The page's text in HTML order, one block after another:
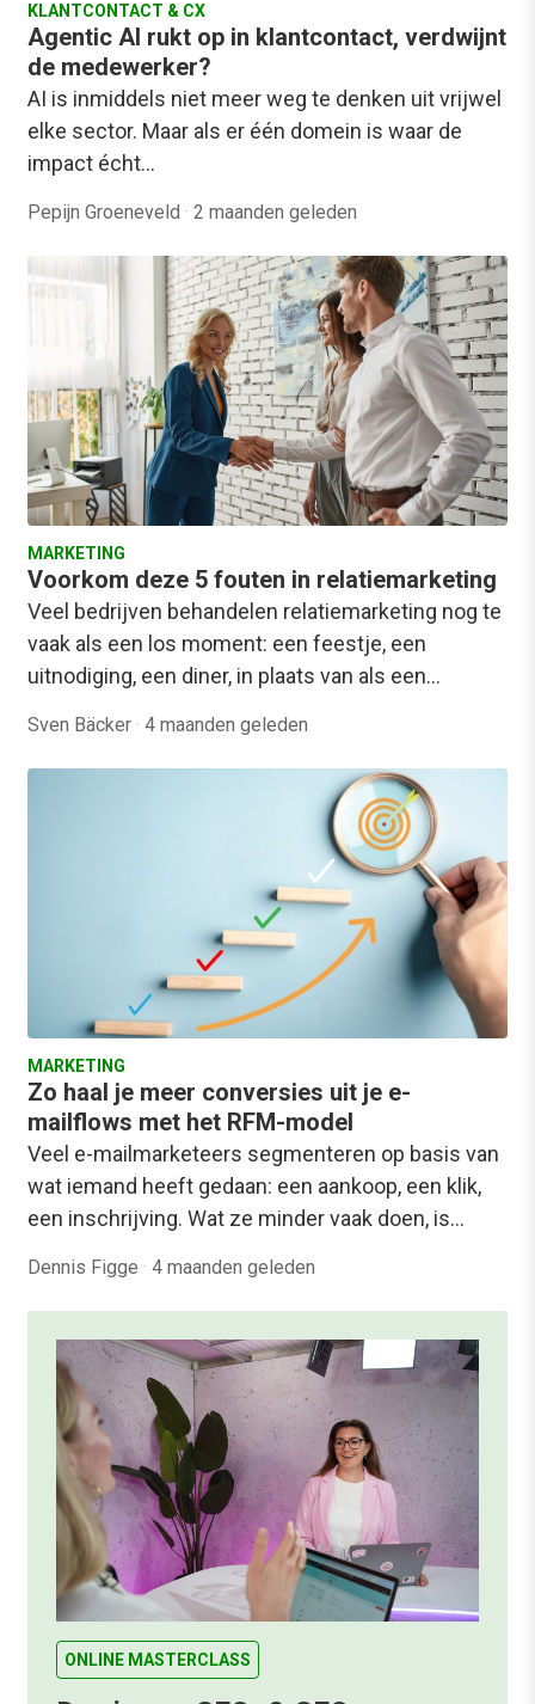
KLANTCONTACT & CX
Agentic AI rukt op in klantcontact, verdwijnt
de medewerker?
AI is inmiddels niet meer weg te denken uit vrijwel
elke sector. Maar als er één domein is waar de
impact écht…
Pepijn Groeneveld · 2 maanden geleden
MARKETING
Voorkom deze 5 fouten in relatiemarketing
Veel bedrijven behandelen relatiemarketing nog te
vaak als een los moment: een feestje, een
uitnodiging, een diner, in plaats van als een…
Sven Bäcker · 4 maanden geleden
MARKETING
Zo haal je meer conversies uit je e-
mailflows met het RFM-model
Veel e-mailmarketeers segmenteren op basis van
wat iemand heeft gedaan: een aankoop, een klik,
een inschrijving. Wat ze minder vaak doen, is…
Dennis Figge · 4 maanden geleden
ONLINE MASTERCLASS